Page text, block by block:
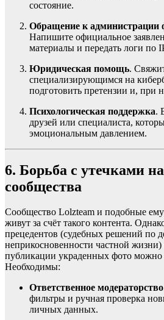
состояние.
Обращение к администрации
Напишите официальное
материалы и передать логи по
Юридическая помощь.
специализирующимся на
подготовить претензии и, при
Психологическая поддержка.
друзей или специалиста,
эмоциональным давлением.
6. Борьба с утечками
сообщества
Сообщество Lolzteam и подобные
живут за счёт такого контента.
прецедентов (судебных решений по
неприкосновенности частной жизни)
публикации украденных фото можно
Необходимы:
Ответственное модераторство
фильтры и ручная проверка
личных данных.